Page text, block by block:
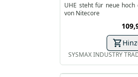
UHE steht für neue hoch
von Nitecore
SYSMAX INDUSTRY